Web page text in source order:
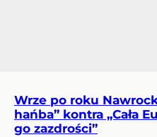
Wrze po roku
hańba” kontra „Cała
go zazdrości”